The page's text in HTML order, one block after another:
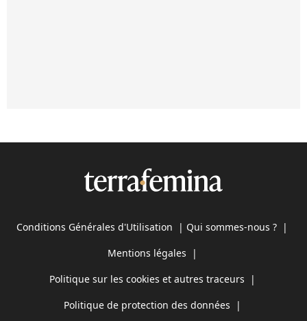
Conditions Générales d'Utilisation | Qui sommes-nous ? |
Mentions légales |
Politique sur les cookies et autres traceurs |
Politique de protection des données |